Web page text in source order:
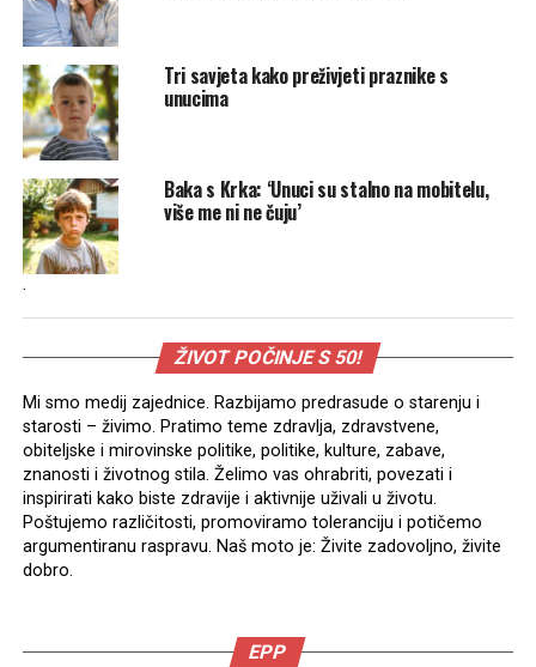
Tri savjeta kako preživjeti praznike s
unucima
Baka s Krka: ‘Unuci su stalno na mobitelu,
više me ni ne čuju’
.
ŽIVOT POČINJE S 50!
Mi smo medij zajednice. Razbijamo predrasude o starenju i
starosti – živimo. Pratimo teme zdravlja, zdravstvene,
obiteljske i mirovinske politike, politike, kulture, zabave,
znanosti i životnog stila. Želimo vas ohrabriti, povezati i
inspirirati kako biste zdravije i aktivnije uživali u životu.
Poštujemo različitosti, promoviramo toleranciju i potičemo
argumentiranu raspravu. Naš moto je: Živite zadovoljno, živite
dobro.
EPP